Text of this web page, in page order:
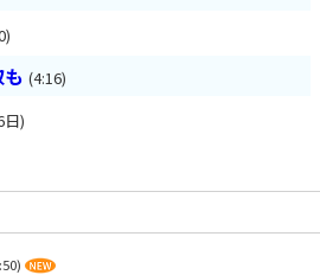
(4:16)
日)